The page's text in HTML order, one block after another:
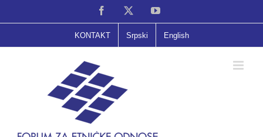
Facebook YouTube
KONTAKT Srpski English